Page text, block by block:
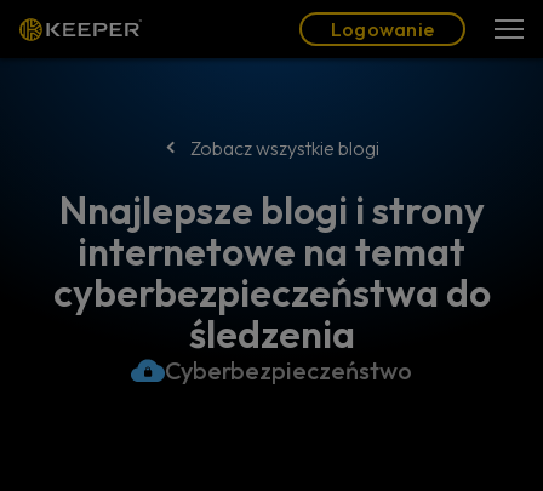
Logowanie
Zobacz wszystkie blogi
Nnajlepsze blogi i strony
internetowe na temat
cyberbezpieczeństwa do
śledzenia
Cyberbezpieczeństwo